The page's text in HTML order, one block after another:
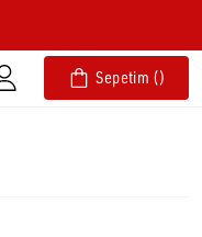
Sepetim